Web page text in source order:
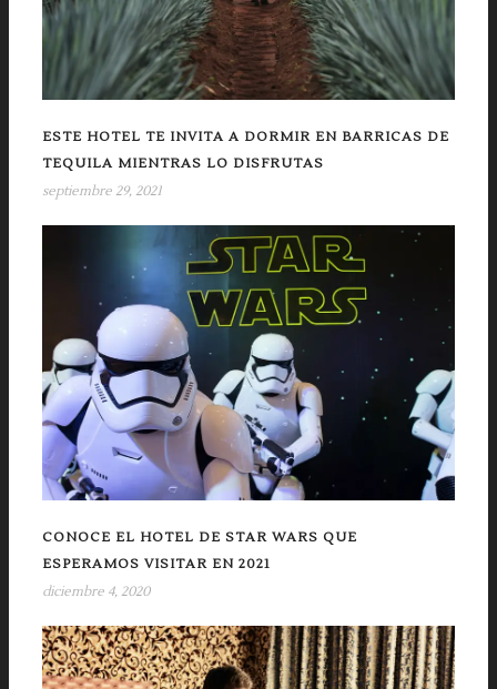
ESTE HOTEL TE INVITA A DORMIR EN BARRICAS DE
TEQUILA MIENTRAS LO DISFRUTAS
septiembre 29, 2021
CONOCE EL HOTEL DE STAR WARS QUE
ESPERAMOS VISITAR EN 2021
diciembre 4, 2020